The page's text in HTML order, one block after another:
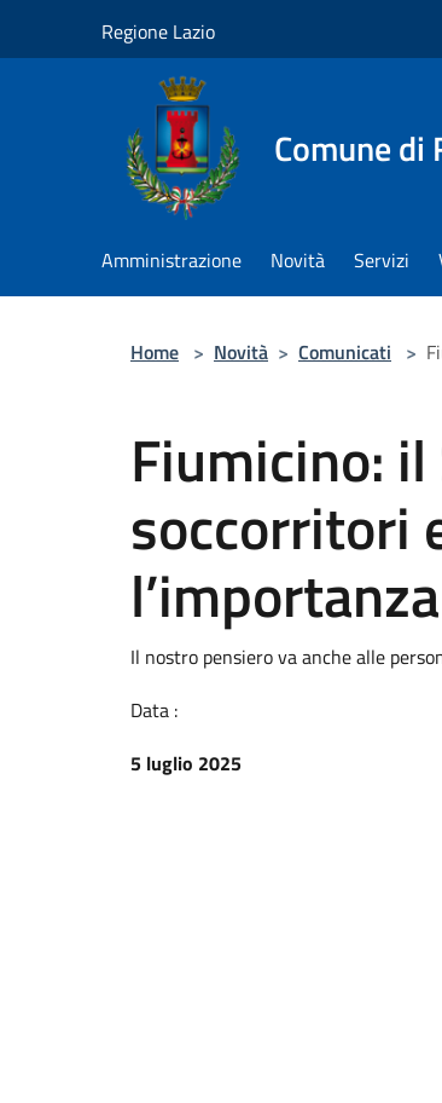
Regione Lazio
Comune di
Amministrazione Novità Servizi
Home > Novità > Comunicati >
Fiumicino:
soccorritori
Il nostro pensiero va anche alle
Data :
5 luglio 2025